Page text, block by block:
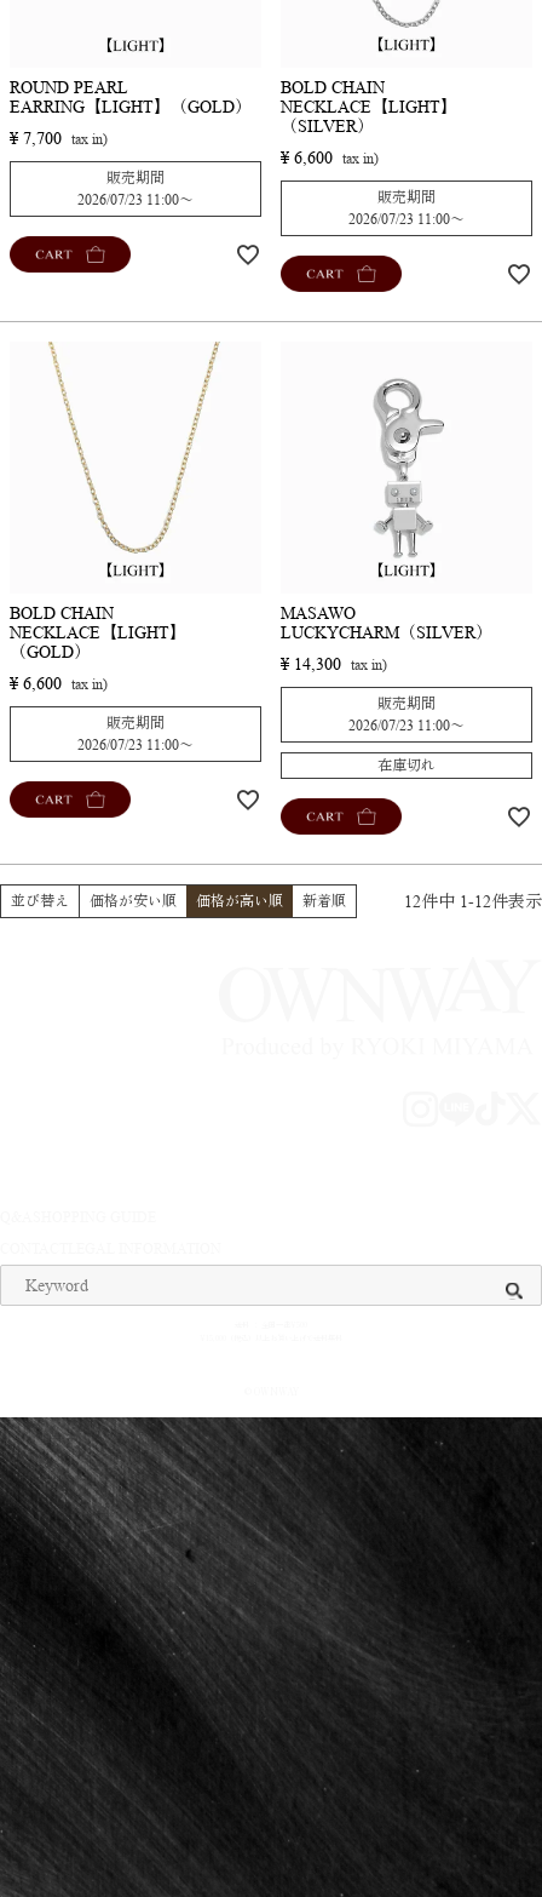
ROUND PEARL
EARRING【LIGHT】（GOLD）
¥ 7,700
販売期間
2026/07/23 11:00〜
CART
BOLD CHAIN
NECKLACE【LIGHT】
（SILVER）
¥ 6,600
販売期間
2026/07/23 11:00〜
CART
BOLD CHAIN
NECKLACE【LIGHT】
（GOLD）
¥ 6,600
販売期間
2026/07/23 11:00〜
CART
MASAWO
LUCKYCHARM（SILVER）
¥ 14,300
販売期間
2026/07/23 11:00〜
在庫切れ
CART
並び替え 価格が安い順 価格が高い順 新着順 12件中 1-12件表示